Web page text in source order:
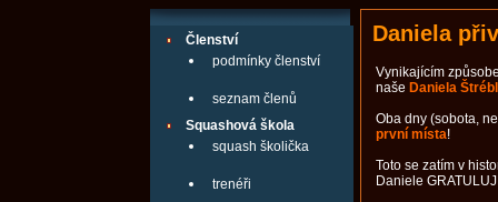
Členství
podmínky členství
seznam členů
Squashová škola
squash školička
trenéři
Daniela
Vynikajícím
naše Daniela
Oba dny (sobota,
první místa!
Toto se zatím v
Daniele